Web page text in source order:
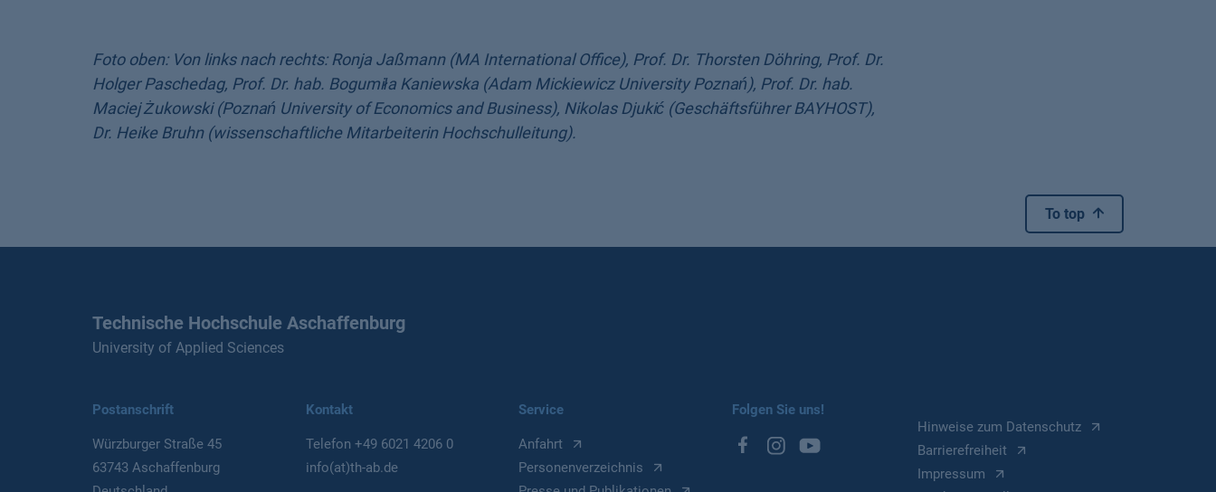
Foto oben: Von links nach rechts: Ronja Jaßmann (MA International Office), Prof. Dr. Thorsten Döhring, Prof. Dr.
Holger Paschedag, Prof. Dr. hab. Bogumiła Kaniewska (Adam Mickiewicz University Poznań), Prof. Dr. hab.
Maciej Żukowski (Poznań University of Economics and Business), Nikolas Djukić (Geschäftsführer BAYHOST),
Dr. Heike Bruhn (wissenschaftliche Mitarbeiterin Hochschulleitung).
To top
Technische Hochschule Aschaffenburg
University of Applied Sciences
Postanschrift
Würzburger Straße 45
63743 Aschaffenburg
Kontakt
Telefon +49 6021 4206 0
info(at)th-ab.de
Service
Anfahrt
Personenverzeichnis
Folgen Sie uns!
Hinweise zum Datenschutz
Barrierefreiheit
Impressum